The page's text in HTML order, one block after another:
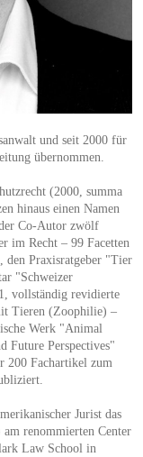
und seit 2000 für
übernommen.
(2000, summa
hinaus einen Namen
Co-Autor zwölf
im Recht – 99 Facetten
den Praxisratgeber "Tier
"Schweizer
vollständig revidierte
Tieren (Zoophilie) –
Werk "Animal
Future Perspectives"
200 Fachartikel zum
Jurist das
renommierten Center
Law School in